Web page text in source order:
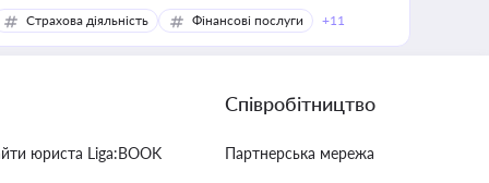
Страхова діяльність Фінансові послуги +11
юриста Liga:BOOK
Співробітництво
Партнерська мережа